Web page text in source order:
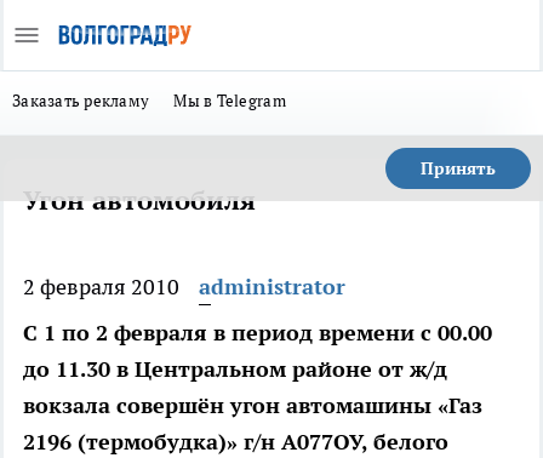
Заказать рекламу Мы в Telegram
Принять
Угон автомобиля
2 февраля 2010
administrator
С 1 по 2 февраля в период времени с 00.00
до 11.30 в Центральном районе от ж/д
вокзала совершён угон автомашины «Газ
2196 (термобудка)» г/н А077ОУ, белого